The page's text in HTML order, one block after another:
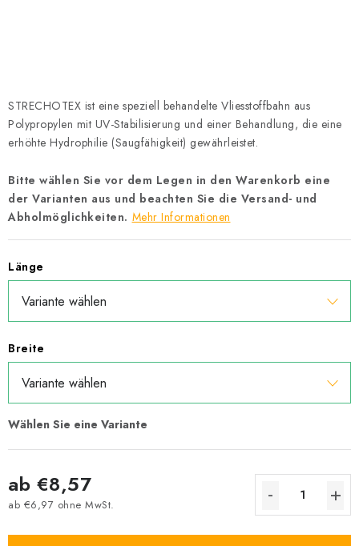
STRECHOTEX ist eine speziell behandelte Vliesstoffbahn aus
Polypropylen mit UV-Stabilisierung und einer Behandlung, die eine
erhöhte Hydrophilie (Saugfähigkeit) gewährleistet.
Bitte wählen Sie vor dem Legen in den Warenkorb eine
der Varianten aus und beachten Sie die Versand- und
Abholmöglichkeiten. Mehr Informationen
Länge
Breite
ab €8,57
ab €6,97 ohne MwSt.